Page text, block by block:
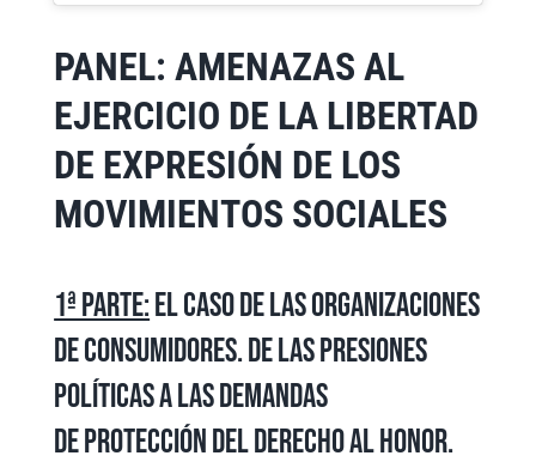
PANEL: AMENAZAS AL
EJERCICIO DE LA LIBERTAD
DE EXPRESIÓN DE LOS
MOVIMIENTOS SOCIALES
1ª parte:El caso de las organizaciones
de consumidores. De las presiones
políticas a las demandas
de protección del derecho al honor.